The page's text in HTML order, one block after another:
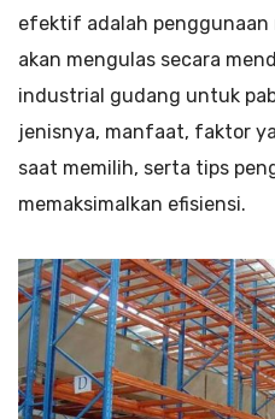
efektif adalah
akan mengulas secara
industrial gudang untuk
jenisnya, manfaat, faktor
saat memilih, serta tips
memaksimalkan efisiensi.